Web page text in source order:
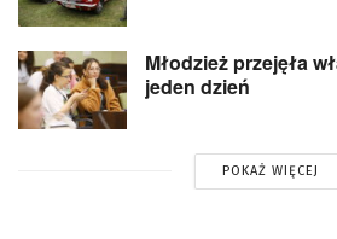
Młodzież przejęła
jeden dzień
POKAŻ WIĘCEJ